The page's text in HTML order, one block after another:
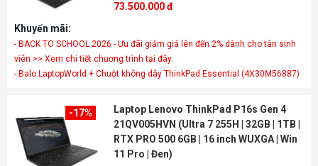
73.500.000 đ
Khuyến mãi:
- BACK TO SCHOOL 2026 - Ưu đãi giảm giá lên đến 2% dành cho tân sinh
viên >> Xem chi tiết chương trình tại đây.
- Balo LaptopWorld + Chuột không dây ThinkPad Essential (4X30M56887)
-17%
Laptop Lenovo ThinkPad P16s Gen 4
21QV005HVN (Ultra 7 255H | 32GB | 1TB |
RTX PRO 500 6GB | 16 inch WUXGA | Win
11 Pro | Đen)